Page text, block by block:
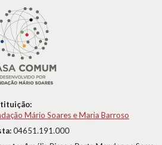
Mário Soares e Maria Barroso
04651.191.000